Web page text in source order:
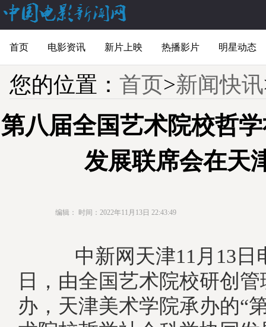
首页 电影资讯 新片上映 热播影片 明星动态
您的位置： 首页>新闻快讯
第八届全国艺术院校哲
发展联席会在天
编辑： 时间：2022年11月13日 22:43:49
中新网天津11月13日
日，由全国艺术院校研创
办，天津美术学院承办的“